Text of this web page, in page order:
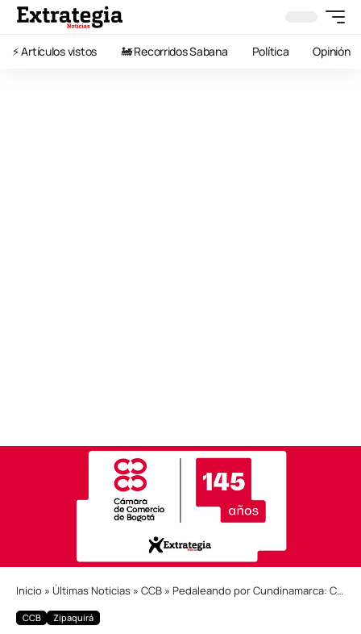
⚡️ Artículos vistos 🚂 Recorridos Sabana Política Opinión
Inicio » Últimas Noticias » CCB » Pedaleando por Cundinamarca: Ciclistas recorren Sabana Centro con pasión
CCB Zipaquirá